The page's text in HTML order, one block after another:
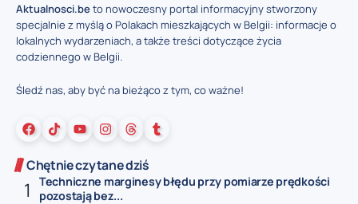
Aktualnosci.beto nowoczesny portal informacyjny stworzony
specjalnie z myślą o Polakach mieszkających w Belgii: informacje o
lokalnych wydarzeniach, a także treści dotyczące życia
codziennego w Belgii.
Śledź nas, aby być na bieżąco z tym, co ważne!
Chętnie czytane dziś
Techniczne marginesy błędu przy pomiarze prędkości
pozostają bez...